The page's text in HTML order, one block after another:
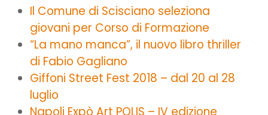
Il Comune di Scisciano seleziona
giovani per Corso di Formazione
“La mano manca”, il nuovo libro thriller
di Fabio Gagliano
Giffoni Street Fest 2018 – dal 20 al 28
luglio
Napoli Expò Art POLIS – IV edizione